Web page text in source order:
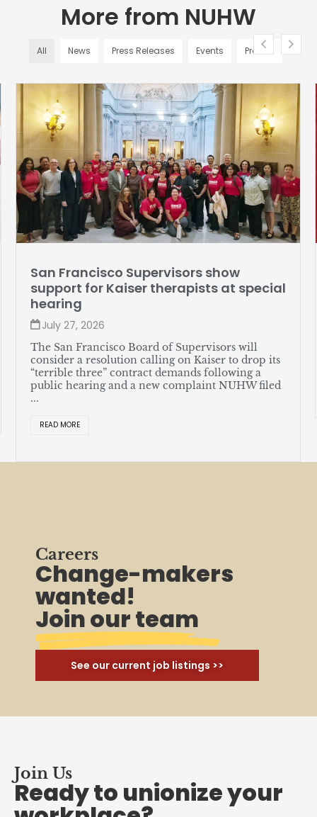
More from NUHW
All News Press Releases Events Profiles
San Francisco Supervisors show
support for Kaiser therapists at special
hearing
July 27, 2026
The San Francisco Board of Supervisors will
consider a resolution calling on Kaiser to drop its
“terrible three” contract demands following a
public hearing and a new complaint NUHW filed
...
READ MORE
Careers
Change-makers
wanted!
Join our team
See our current job listings >>
Join Us
Ready to unionize your